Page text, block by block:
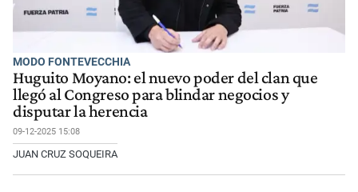
MODO FONTEVECCHIA
Huguito Moyano: el nuevo poder del clan que
llegó al Congreso para blindar negocios y
disputar la herencia
09-12-2025 15:08
JUAN CRUZ SOQUEIRA